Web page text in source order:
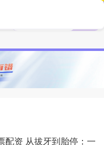
配资 从拔牙到胎停：一